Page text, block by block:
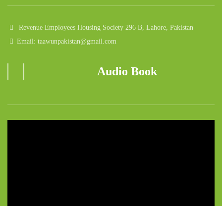
Revenue Employees Housing Society 296 B, Lahore, Pakistan
Email: taawunpakistan@gmail.com
Audio Book